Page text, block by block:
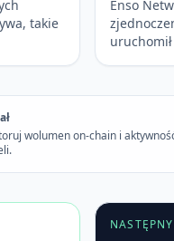
takie
Enso
wolumen on-chain i